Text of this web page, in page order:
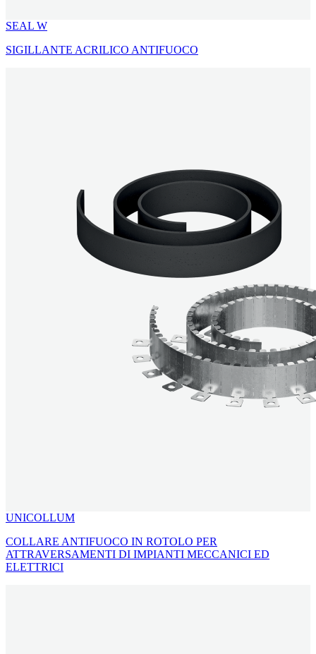
SEAL W
SIGILLANTE ACRILICO ANTIFUOCO
UNICOLLUM
COLLARE ANTIFUOCO IN ROTOLO PER
ATTRAVERSAMENTI DI IMPIANTI MECCANICI ED
ELETTRICI